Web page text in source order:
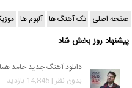
صفحه اصلی تک آهنگ ها آلبوم ها
پیشنهاد روز بخش شاد
دانلود آهنگ جدید حامد
بدون نظر | 14,845 بازدید